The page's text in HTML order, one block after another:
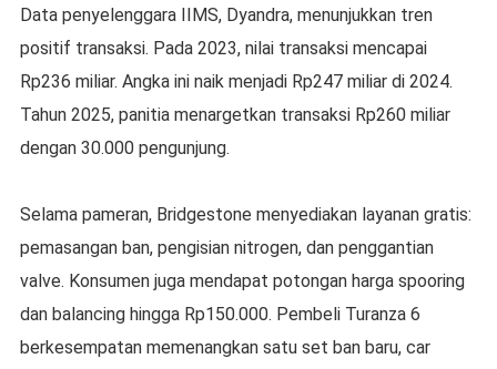
Data penyelenggara IIMS, Dyandra, menunjukkan tren
positif transaksi. Pada 2023, nilai transaksi mencapai
Rp236 miliar. Angka ini naik menjadi Rp247 miliar di 2024.
Tahun 2025, panitia menargetkan transaksi Rp260 miliar
dengan 30.000 pengunjung.
Selama pameran, Bridgestone menyediakan layanan gratis:
pemasangan ban, pengisian nitrogen, dan penggantian
valve. Konsumen juga mendapat potongan harga spooring
dan balancing hingga Rp150.000. Pembeli Turanza 6
berkesempatan memenangkan satu set ban baru, car